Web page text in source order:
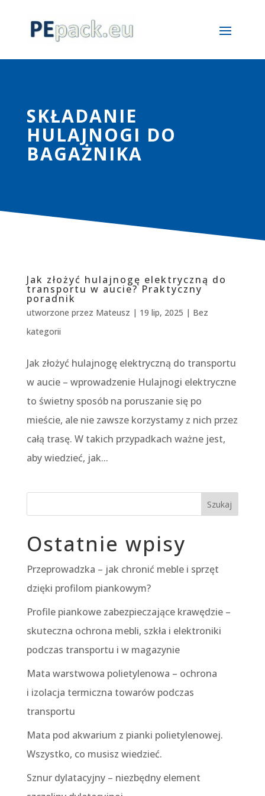
SKŁADANIE
HULAJNOGI DO
BAGAŻNIKA
Jak złożyć hulajnogę elektryczną do
transportu w aucie? Praktyczny
poradnik
utworzone przez Mateusz | 19 lip, 2025 | Bez
kategorii
Jak złożyć hulajnogę elektryczną do transportu
w aucie – wprowadzenie Hulajnogi elektryczne
to świetny sposób na poruszanie się po
mieście, ale nie zawsze korzystamy z nich przez
całą trasę. W takich przypadkach ważne jest,
aby wiedzieć, jak...
Szukaj
Ostatnie wpisy
Przeprowadzka – jak chronić meble i sprzęt
dzięki profilom piankowym?
Profile piankowe zabezpieczające krawędzie –
skuteczna ochrona mebli, szkła i elektroniki
podczas transportu i w magazynie
Mata warstwowa polietylenowa – ochrona
i izolacja termiczna towarów podczas
transportu
Mata pod akwarium z pianki polietylenowej.
Wszystko, co musisz wiedzieć.
Sznur dylatacyjny – niezbędny element